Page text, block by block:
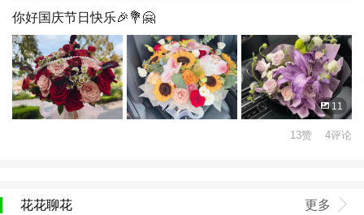
你好国庆节日快乐🎉💐🤗
11
13赞 4评论
花花聊花 更多